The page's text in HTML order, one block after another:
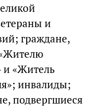
и
граждане,
и «Житель
инвалиды;
подвергшиеся